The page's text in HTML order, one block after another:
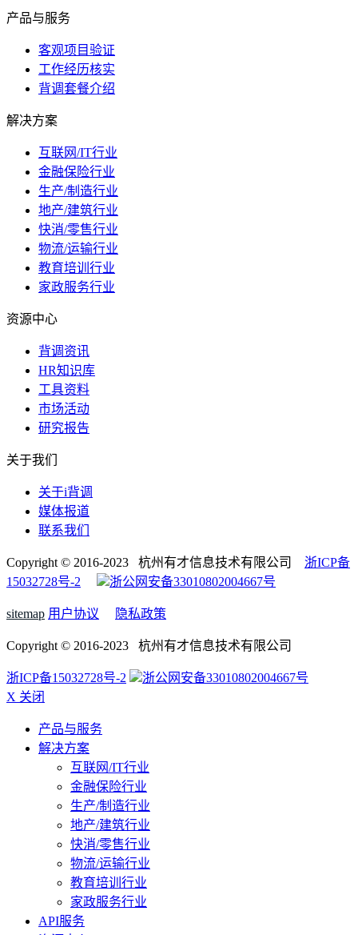
产品与服务
客观项目验证
工作经历核实
背调套餐介绍
解决方案
互联网/IT行业
金融保险行业
生产/制造行业
地产/建筑行业
快消/零售行业
物流/运输行业
教育培训行业
家政服务行业
资源中心
背调资讯
HR知识库
工具资料
市场活动
研究报告
关于我们
关于i背调
媒体报道
联系我们
Copyright © 2016-2023 杭州有才信息技术有限公司 浙ICP备
15032728号-2
浙公网安备33010802004667号
sitemap 用户协议 隐私政策
Copyright © 2016-2023 杭州有才信息技术有限公司
浙ICP备15032728号-2
浙公网安备33010802004667号
X 关闭
产品与服务
解决方案
互联网/IT行业
金融保险行业
生产/制造行业
地产/建筑行业
快消/零售行业
物流/运输行业
教育培训行业
家政服务行业
API服务